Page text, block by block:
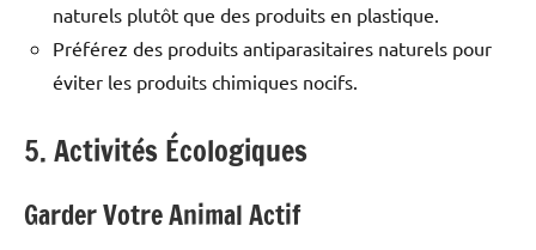
naturels plutôt que des produits en plastique.
Préférez des produits antiparasitaires naturels pour
éviter les produits chimiques nocifs.
5. Activités Écologiques
Garder Votre Animal Actif